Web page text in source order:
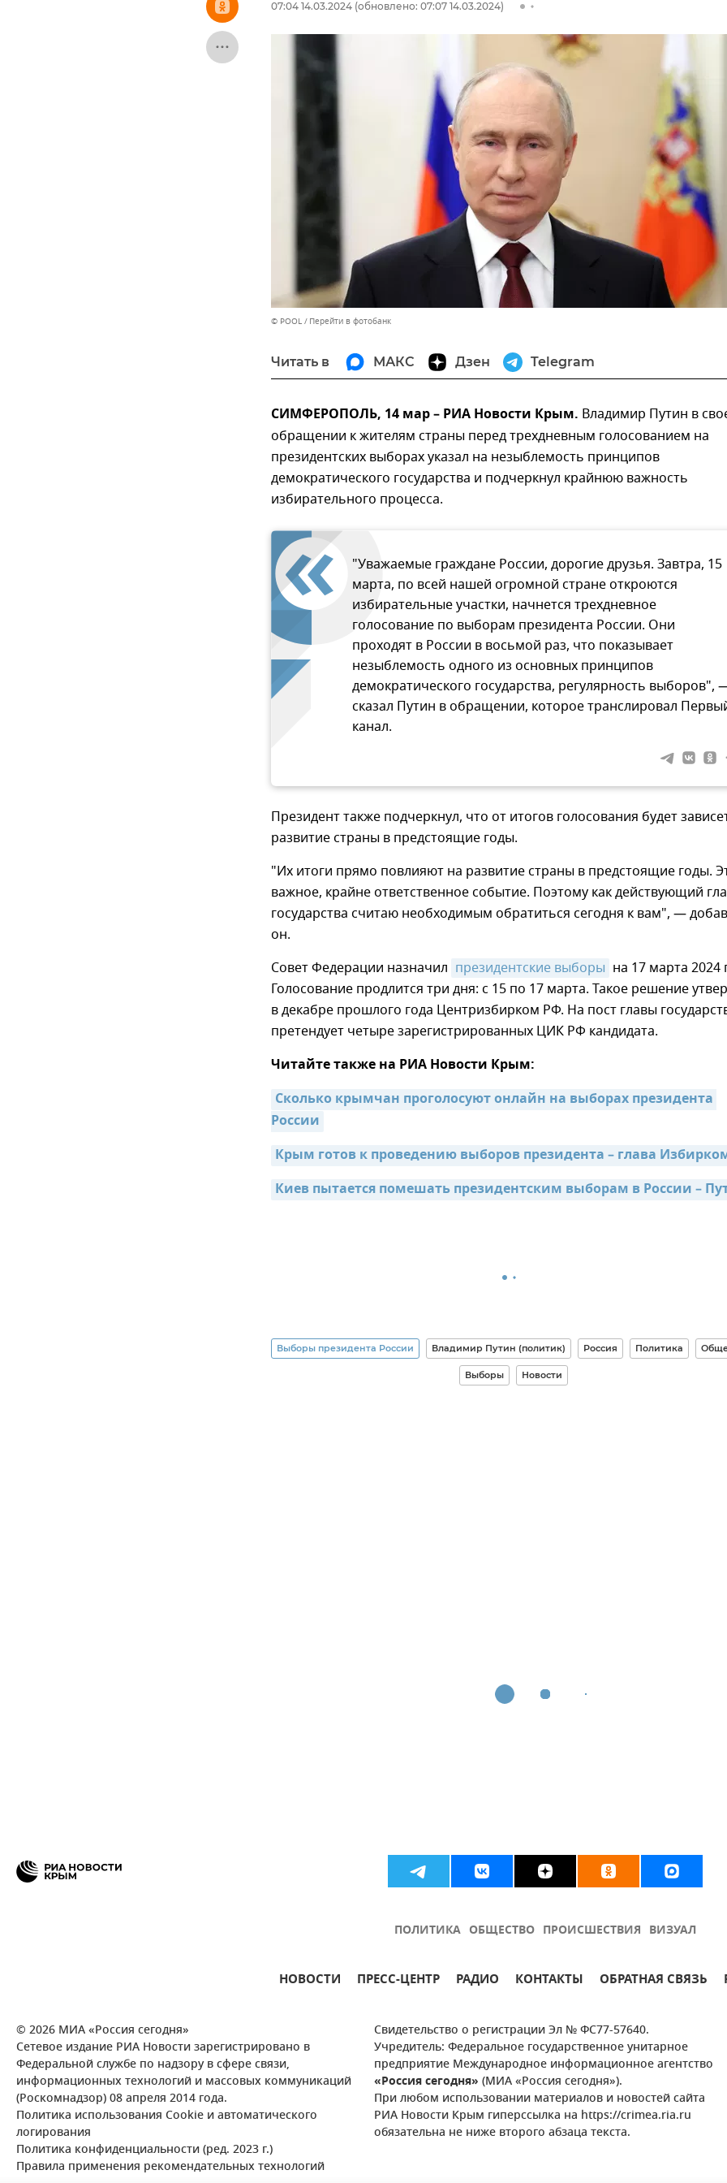
07:04 14.03.2024 (обновлено: 07:07 14.03.2024)
© POOL Перейти в фотобанк
Читать в МАКС Дзен Telegram
СИМФЕРОПОЛЬ, 14 мар – РИА Новости Крым. Владимир Путин в
обращении к жителям страны перед трехдневным голосованием на
президентских выборах указал на незыблемость принципов
демократического государства и подчеркнул крайнюю важность
избирательного процесса.
"Уважаемые граждане России, дорогие друзья. Завтра, 15
марта, по всей нашей огромной стране откроются
избирательные участки, начнется трехдневное
голосование по выборам президента России. Они
проходят в России в восьмой раз, что показывает
незыблемость одного из основных принципов
демократического государства, регулярность выборов",
сказал Путин в обращении, которое транслировал
канал.
Президент также подчеркнул, что от итогов голосования будет
развитие страны в предстоящие годы.
"Их итоги прямо повлияют на развитие страны в предстоящие годы.
важное, крайне ответственное событие. Поэтому как действующий
государства считаю необходимым обратиться сегодня к вам", —
он.
Совет Федерации назначил президентские выборы на 17 марта 2024
Голосование продлится три дня: с 15 по 17 марта. Такое решение
в декабре прошлого года Центризбирком РФ. На пост главы
претендует четыре зарегистрированных ЦИК РФ кандидата.
Читайте также на РИА Новости Крым:
Сколько крымчан проголосуют онлайн на выборах президента
России
Крым готов к проведению выборов президента – глава
Киев пытается помешать президентским выборам в России –
Выборы президента России Владимир Путин (политик) Россия Политика
Выборы Новости
ПОЛИТИКА ОБЩЕСТВО ПРОИСШЕСТВИЯ ВИЗУАЛ
НОВОСТИ ПРЕСС-ЦЕНТР РАДИО КОНТАКТЫ ОБРАТНАЯ СВЯЗЬ
© 2026 МИА «Россия сегодня»
Сетевое издание РИА Новости зарегистрировано в
Федеральной службе по надзору в сфере связи,
информационных технологий и массовых коммуникаций
(Роскомнадзор) 08 апреля 2014 года.
Политика использования Cookie и автоматического
логирования
Политика конфиденциальности (ред. 2023 г.)
Правила применения рекомендательных технологий
Свидетельство о регистрации Эл № ФС77-57640.
Учредитель: Федеральное государственное унитарное
предприятие Международное информационное агентство
«Россия сегодня» (МИА «Россия сегодня»).
При любом использовании материалов и новостей сайта
РИА Новости Крым гиперссылка на https://crimea.ria.ru
обязательна не ниже второго абзаца текста.